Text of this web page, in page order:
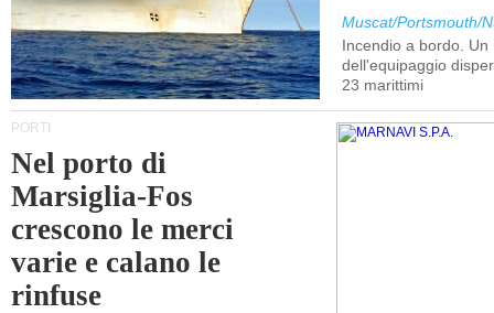
Muscat/Portsmouth/
Incendio a bordo. Un
dell'equipaggio
23 marittimi
PORTI
Nel porto di
Marsiglia-Fos
crescono le merci
varie e calano le
rinfuse